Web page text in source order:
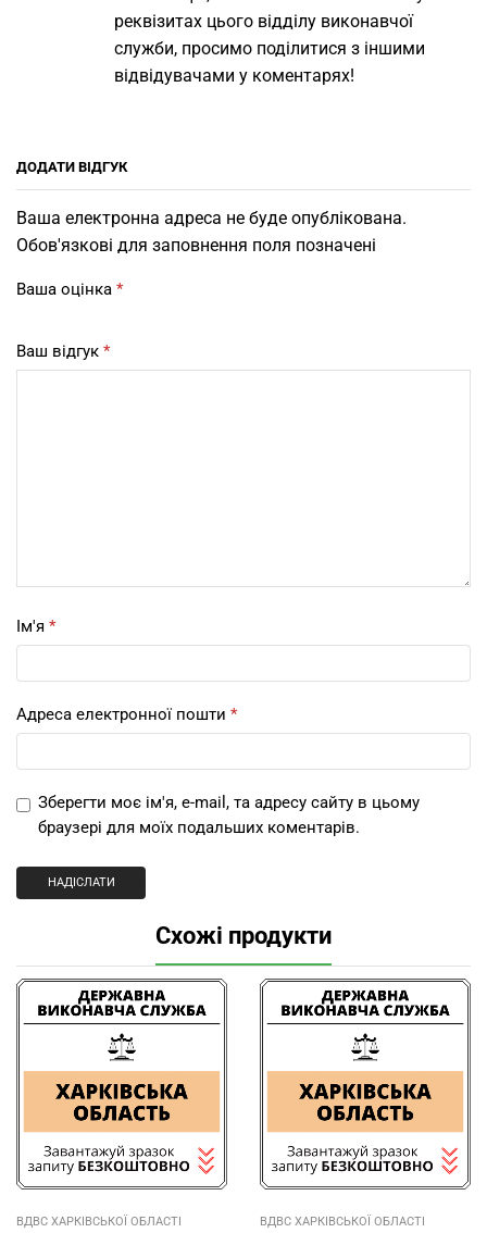
реквізитах цього відділу виконавчої
служби, просимо поділитися з іншими
відвідувачами у коментарях!
ДОДАТИ ВІДГУК
Ваша електронна адреса не буде опублікована.
Обов'язкові для заповнення поля позначені
Ваша оцінка *
Ваш відгук *
Ім'я *
Адреса електронної пошти *
Зберегти моє ім'я, e-mail, та адресу сайту в цьому
браузері для моїх подальших коментарів.
Схожі продукти
ВДВС ХАРКІВСЬКОЇ ОБЛАСТІ ВДВС ХАРКІВСЬКОЇ ОБЛАСТІ